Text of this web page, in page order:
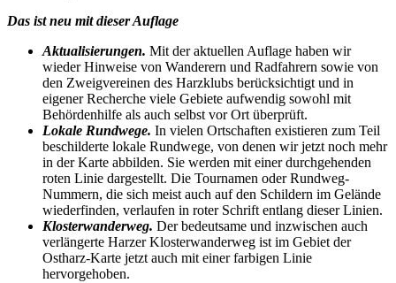
Das ist neu mit dieser Auflage
Aktualisierungen. Mit der aktuellen Auflage haben wir
wieder Hinweise von Wanderern und Radfahrern sowie von
den Zweigvereinen des Harzklubs berücksichtigt und in
eigener Recherche viele Gebiete aufwendig sowohl mit
Behördenhilfe als auch selbst vor Ort überprüft.
Lokale Rundwege. In vielen Ortschaften existieren zum Teil
beschilderte lokale Rundwege, von denen wir jetzt noch mehr
in der Karte abbilden. Sie werden mit einer durchgehenden
roten Linie dargestellt. Die Tournamen oder Rundweg-
Nummern, die sich meist auch auf den Schildern im Gelände
wiederfinden, verlaufen in roter Schrift entlang dieser Linien.
Klosterwanderweg. Der bedeutsame und inzwischen auch
verlängerte Harzer Klosterwanderweg ist im Gebiet der
Ostharz-Karte jetzt auch mit einer farbigen Linie
hervorgehoben.